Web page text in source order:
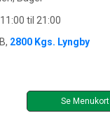
til 21:00
2800 Kgs. Lyngby
Se Menukort